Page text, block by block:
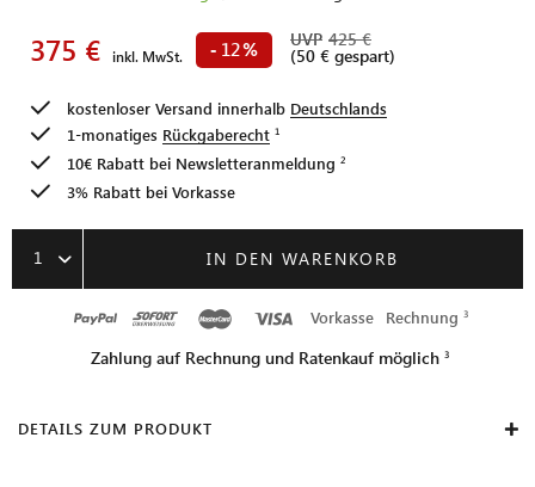
375 € inkl. MwSt. - 12%
UVP 425 €
(50 € gespart)
kostenloser Versand innerhalb Deutschlands
1-monatiges Rückgaberecht
10€ Rabatt bei Newsletteranmeldung
3% Rabatt bei Vorkasse
1 IN DEN WARENKORB
Vorkasse Rechnung
Zahlung auf Rechnung und Ratenkauf möglich
DETAILS ZUM PRODUKT